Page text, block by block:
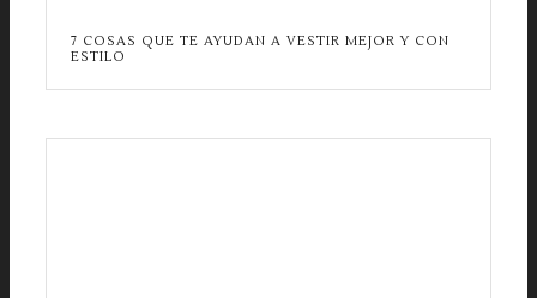
7 COSAS QUE TE AYUDAN A VESTIR MEJOR Y CON
ESTILO